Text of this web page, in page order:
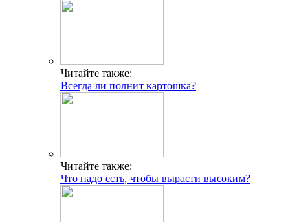
Читайте также:
Всегда ли полнит картошка?
Читайте также:
Что надо есть, чтобы вырасти высоким?